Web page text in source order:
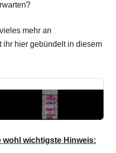
mehr an
ihr hier gebündelt in diesem
wohl wichtigste Hinweis: